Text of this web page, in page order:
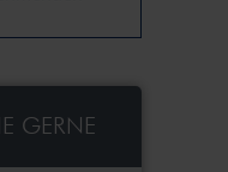
GERNE